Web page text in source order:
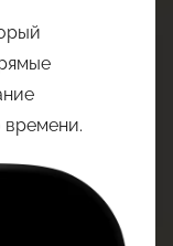
времени.